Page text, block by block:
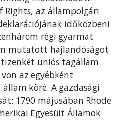
Rights, az állampolgári
időközbeni
régi gyarmat
mutatott hajlandóságot
uniós tagállam
az egyébként
köré. A gazdasági
1790 májusában Rhode
Egyesült Államok